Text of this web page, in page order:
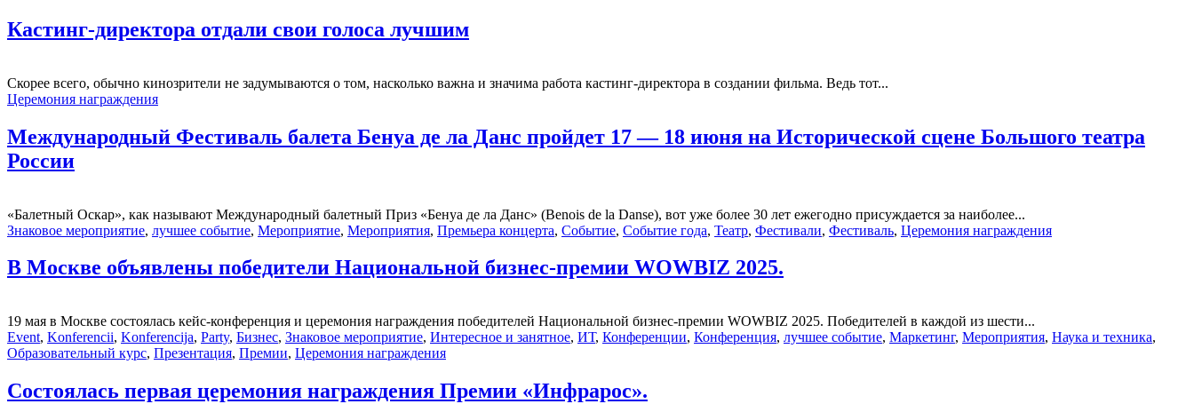
Кастинг-директора отдали свои голоса лучшим
Скорее всего, обычно кинозрители не задумываются о том, насколько важна и значима работа кастинг-директора в создании фильма. Ведь тот...
Церемония награждения
Международный Фестиваль балета Бенуа де ла Данс пройдет 17 — 18 июня на Исторической сцене Большого театра
России
«Балетный Оскар», как называют Международный балетный Приз «Бенуа де ла Данс» (Benois de la Dansе), вот уже более 30 лет ежегодно присуждается за наиболее...
Знаковое мероприятие, лучшее событие, Мероприятие, Мероприятия, Премьера концерта, Событие, Событие года, Театр, Фестивали, Фестиваль, Церемония награждения
В Москве объявлены победители Национальной бизнес-премии WOWBIZ 2025.
19 мая в Москве состоялась кейс-конференция и церемония награждения победителей Национальной бизнес-премии WOWBIZ 2025. Победителей в каждой из шести...
Event, Konferencii, Konferencija, Party, Бизнес, Знаковое мероприятие, Интересное и занятное, ИТ, Конференции, Конференция, лучшее событие, Маркетинг, Мероприятия, Наука и техника,
Образовательный курс, Презентация, Премии, Церемония награждения
Состоялась первая церемония награждения Премии «Инфрарос».